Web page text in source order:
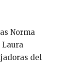
Norma
Laura
del